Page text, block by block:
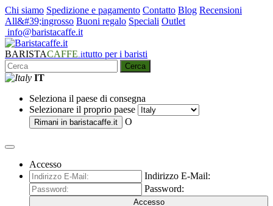
Chi siamo Spedizione e pagamento Contatto Blog Recensioni
All&#39;ingrosso Buoni regalo Speciali Outlet
info@baristacaffe.it
BARISTACAFFE.ittutto per i baristi
Cerca
IT
Seleziona il paese di consegna
Selezionare il proprio paese
Rimani in baristacaffe.it O
Accesso
Indirizzo E-Mail:
Password:
Accesso